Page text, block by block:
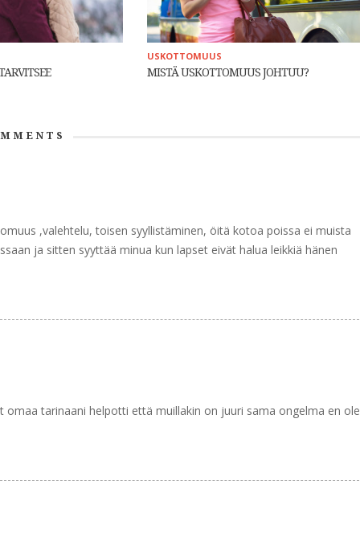
USKOTTOMUUS
MISTÄ USKOTTOMUUS JOHTUU?
,valehtelu, toisen syyllistäminen, öitä kotoa poissa ei muista
ja sitten syyttää minua kun lapset eivät halua leikkiä hänen
tarinaani helpotti että muillakin on juuri sama ongelma en ole